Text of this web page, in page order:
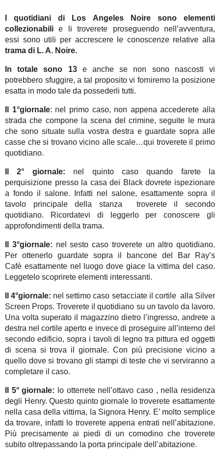
I quotidiani di Los Angeles Noire sono elementi
collezionabili e li troverete proseguendo nell’avventura,
essi sono utili per accrescere le conoscenze relative alla
trama di L. A. Noire.
In totale sono 13e anche se non sono nascosti vi
potrebbero sfuggire, a tal proposito vi forniremo la posizione
esatta in modo tale da possederli tutti.
Il 1°giornale: nel primo caso, non appena accederete alla
strada che compone la scena del crimine, seguite le mura
che sono situate sulla vostra destra e guardate sopra alle
casse che si trovano vicino alle scale…qui troverete il primo
quotidiano.
Il 2° giornale: nel quinto caso quando farete la
perquisizione presso la casa dei Black dovrete ispezionare
a fondo il salone. Infatti nel salone, esattamente sopra il
tavolo principale della stanza troverete il secondo
quotidiano. Ricordatevi di leggerlo per conoscere gli
approfondimenti della trama.
Il 3°giornale: nel sesto caso troverete un altro quotidiano.
Per ottenerlo guardate sopra il bancone del Bar Ray’s
Cafè esattamente nel luogo dove giace la vittima del caso.
Leggetelo scoprirete elementi interessanti.
Il 4°giornale: nel settimo caso setacciate il cortile alla Silver
Screen Props. Troverete il quotidiano su un tavolo da lavoro.
Una volta superato il magazzino dietro l’ingresso, andrete a
destra nel cortile aperto e invece di proseguire all’interno del
secondo edificio, sopra i tavoli di legno tra pittura ed oggetti
di scena si trova il giornale. Con più precisione vicino a
quello dove si trovano gli stampi di teste che vi serviranno a
completare il caso.
Il 5° giornale: lo otterrete nell’ottavo caso , nella residenza
degli Henry. Questo quinto giornale lo troverete esattamente
nella casa della vittima, la Signora Henry. E’ molto semplice
da trovare, infatti lo troverete appena entrati nell’abitazione.
Più precisamente ai piedi di un comodino che troverete
subito oltrepassando la porta principale dell’abitazione.